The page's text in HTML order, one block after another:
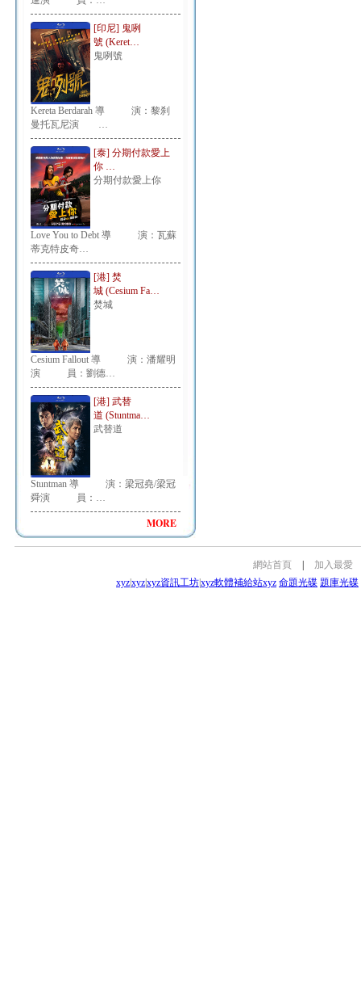
[印尼] 鬼咧
號 (Keret…
鬼咧號
Kereta Berdarah 導 演：黎刹
曼托瓦尼演 …
[泰] 分期付款愛上
你 …
分期付款愛上你
Love You to Debt 導 演：瓦蘇
蒂克特皮奇…
[港] 焚
城 (Cesium Fa…
焚城
Cesium Fallout 導 演：潘耀明
演 員：劉德…
[港] 武替
道 (Stuntma…
武替道
Stuntman 導 演：梁冠堯/梁冠
舜演 員：…
MORE
網站首頁
加入最愛
xyzxyzxyz資訊工坊xyz軟體補給站xyz 命題光碟 題庫光碟